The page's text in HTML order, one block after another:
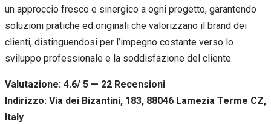
un approccio fresco e sinergico a ogni progetto, garantendo
soluzioni pratiche ed originali che valorizzano il brand dei
clienti, distinguendosi per l’impegno costante verso lo
sviluppo professionale e la soddisfazione del cliente.
Valutazione: 4.6/ 5 — 22 Recensioni
Indirizzo: Via dei Bizantini, 183, 88046 Lamezia Terme CZ,
Italy